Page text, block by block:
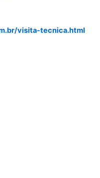
visita-tecnica.html